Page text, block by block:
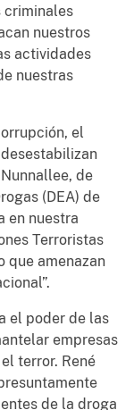
criminales
nuestros
actividades
nuestras
el
de
(DEA) de
en nuestra
Terroristas
que amenazan
el poder de las
empresas
terror. René
de la droga